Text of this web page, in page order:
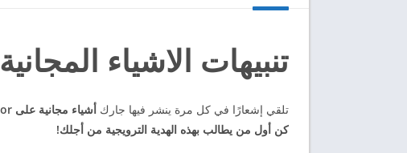
تنبيهات الاشياء المجانية
تلقي إشعارًا في كل مرة ينشر فيها جارك أشياء مجانية على Nextdoor و Letgo و OfferUp و TrashNothing
كن أول من يطالب بهذه الهدية الترويجية من أجلك!